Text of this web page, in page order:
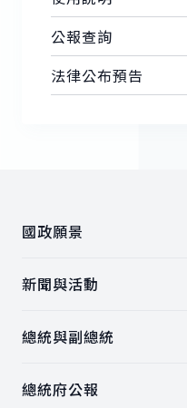
公報查詢
法律公布預告
國政願景
新聞與活動
總統與副總統
總統府公報